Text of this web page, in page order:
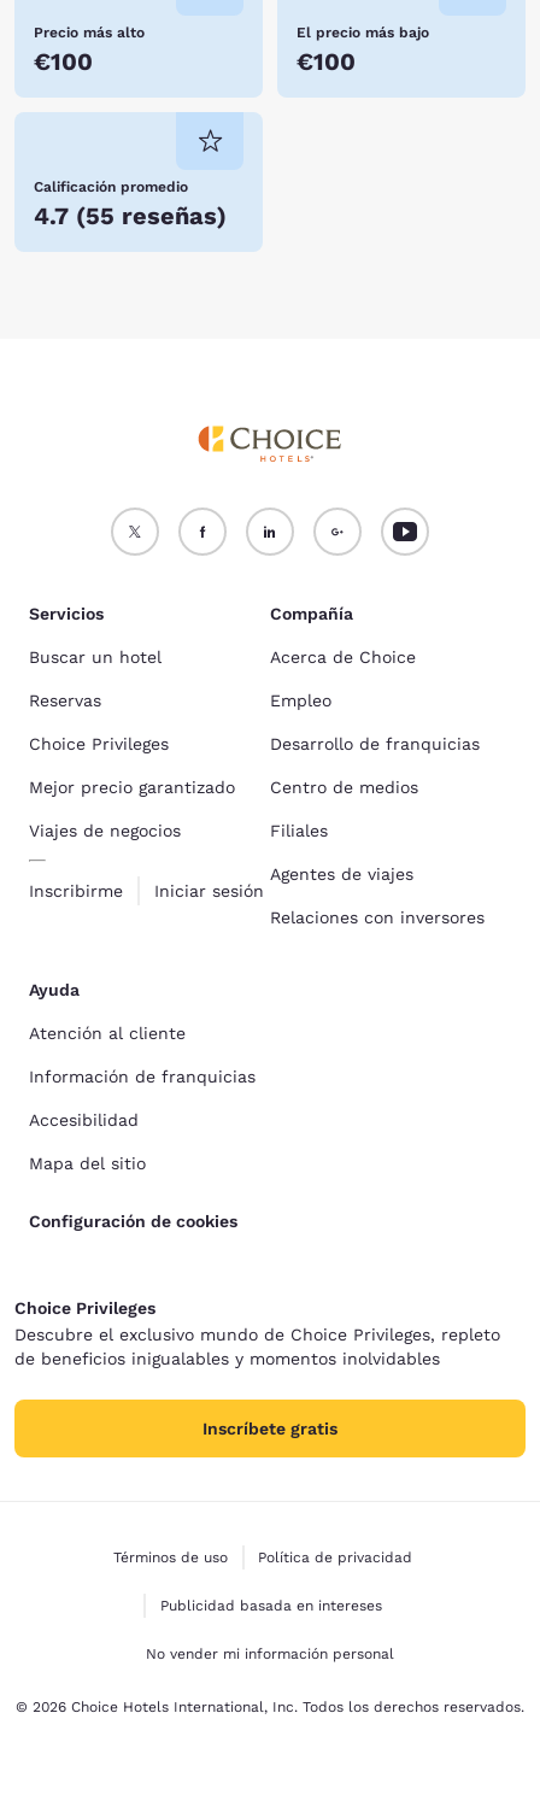
Precio más alto
€100
El precio más bajo
€100
Calificación promedio
4.7 (55 reseñas)
Servicios
Buscar un hotel
Reservas
Choice Privileges
Mejor precio garantizado
Viajes de negocios
Inscribirme Iniciar sesión
Compañía
Acerca de Choice
Empleo
Desarrollo de franquicias
Centro de medios
Filiales
Agentes de viajes
Relaciones con inversores
Ayuda
Atención al cliente
Información de franquicias
Accesibilidad
Mapa del sitio
Configuración de cookies
Choice Privileges
Descubre el exclusivo mundo de Choice Privileges, repleto
de beneficios inigualables y momentos inolvidables
Inscríbete gratis
Términos de uso Política de privacidad
Publicidad basada en intereses
No vender mi información personal
© 2026 Choice Hotels International, Inc. Todos los derechos reservados.